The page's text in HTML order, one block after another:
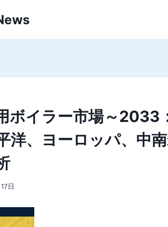
ボイラー市場～2033
洋、ヨーロッパ、中
日